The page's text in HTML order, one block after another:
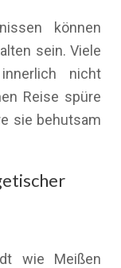
können
sein. Viele
nicht
Reise spüre
sie behutsam
wie Meißen